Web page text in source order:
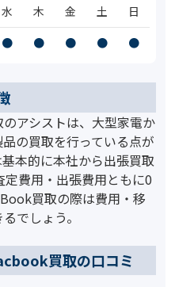
水 木 金 土
日
● ● ● ● ●
アシストは、大型家電か
の買取を行っている点が
本的に本社から出張買取
費用・出張費用ともに0
買取の際は費用・移
でしょう。
買取の口コミ